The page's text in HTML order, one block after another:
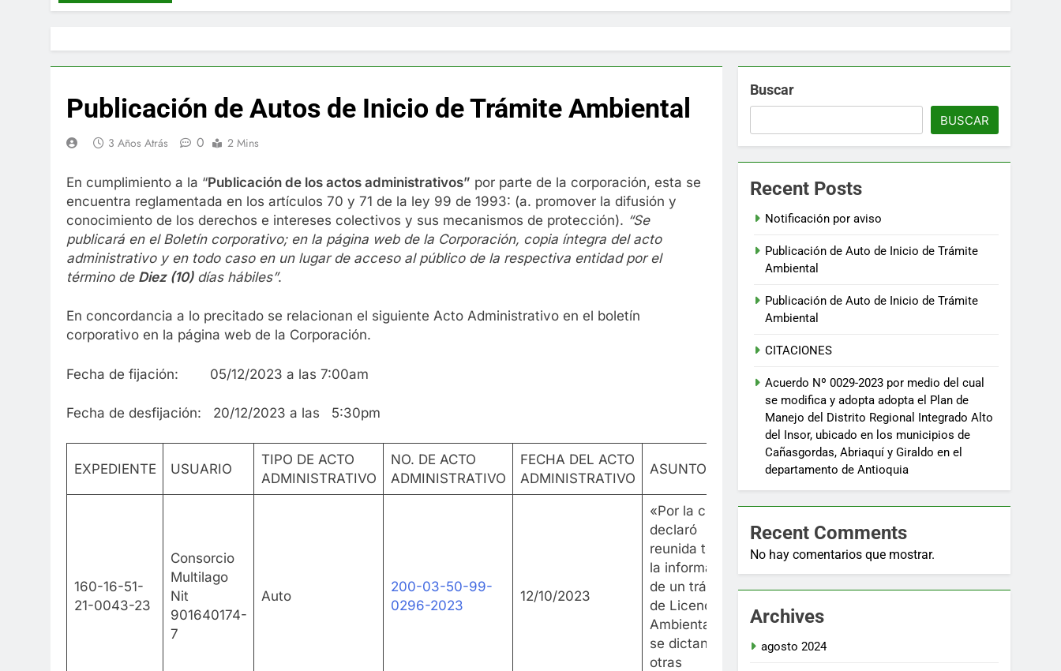
Publicación de Autos de Inicio de Trámite Ambiental
3 Años Atrás 0 2 Mins
En cumplimiento a la “Publicación de los actos administrativos” por parte de la corporación, esta se
encuentra reglamentada en los artículos 70 y 71 de la ley 99 de 1993: (a. promover la difusión y
conocimiento de los derechos e intereses colectivos y sus mecanismos de protección). “Se
publicará en el Boletín corporativo; en la página web de la Corporación, copia íntegra del acto
administrativo y en todo caso en un lugar de acceso al público de la respectiva entidad por el
término de Diez (10)días hábiles”.
En concordancia a lo precitado se relacionan el siguiente Acto Administrativo en el boletín
corporativo en la página web de la Corporación.
Fecha de fijación: 05/12/2023 a las 7:00am
Fecha de desfijación: 20/12/2023 a las 5:30pm
EXPEDIENTE USUARIO
TIPO DE ACTO
ADMINISTRATIVO
NO. DE ACTO
ADMINISTRATIVO
FECHA DEL ACTO
ADMINISTRATIVO
ASUNTO
PROCEDE
RECURSO
160-16-51-
21-0043-23
Consorcio
Multilago
Nit
901640174-
7
Auto
200-03-50-99-
0296-2023
12/10/2023
«Por la cual se
declaró
reunida toda
la información
de un trámite
de Licencia
Ambiental y,
se dictan
otras
No
Buscar
BUSCAR
Recent Posts
Notificación por aviso
Publicación de Auto de Inicio de Trámite
Ambiental
Publicación de Auto de Inicio de Trámite
Ambiental
CITACIONES
Acuerdo Nº 0029-2023 por medio del cual
se modifica y adopta adopta el Plan de
Manejo del Distrito Regional Integrado Alto
del Insor, ubicado en los municipios de
Cañasgordas, Abriaquí y Giraldo en el
departamento de Antioquia
Recent Comments
No hay comentarios que mostrar.
Archives
agosto 2024